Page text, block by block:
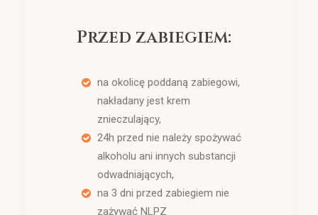
Przed zabiegiem:
na okolicę poddaną zabiegowi,
nakładany jest krem
znieczulający,
24h przed nie należy spożywać
alkoholu ani innych substancji
odwadniających,
na 3 dni przed zabiegiem nie
zażywać NLPZ